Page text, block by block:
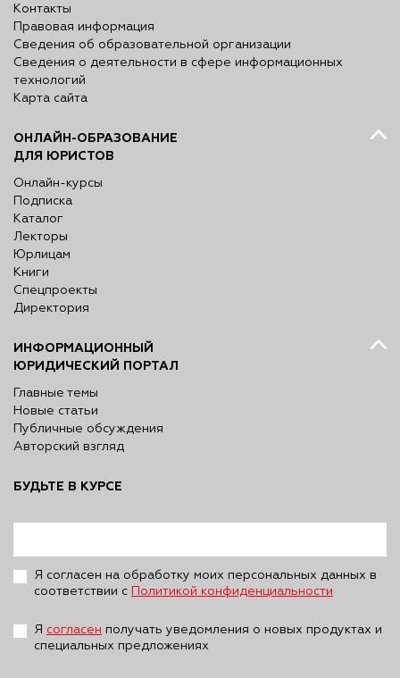
Контакты
Правовая информация
Сведения об образовательной организации
Сведения о деятельности в сфере информационных
технологий
Карта сайта
ОНЛАЙН-ОБРАЗОВАНИЕ
ДЛЯ ЮРИСТОВ
Онлайн-курсы
Подписка
Каталог
Лекторы
Юрлицам
Книги
Спецпроекты
Директория
ИНФОРМАЦИОННЫЙ
ЮРИДИЧЕСКИЙ ПОРТАЛ
Главные темы
Новые статьи
Публичные обсуждения
Авторский взгляд
БУДЬТЕ В КУРСЕ
Я согласен на обработку моих персональных данных в
соответствии с Политикой конфиденциальности
Я согласен получать уведомления о новых продуктах и
специальных предложениях